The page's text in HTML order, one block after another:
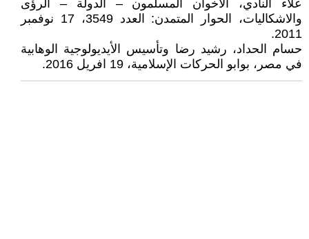
علاء النادي، الاخوان المسلمون – الدولة – الرؤى
والاشكاليات، الحوار المتمدن: العدد 3549، 17 نوفمبر
2011.
حسام الحداد، رشيد رضا وتأسيس الأيديولوجية الوهابية
في مصر، بوابو الحركات الإسلامية، 19 افريل 2016.